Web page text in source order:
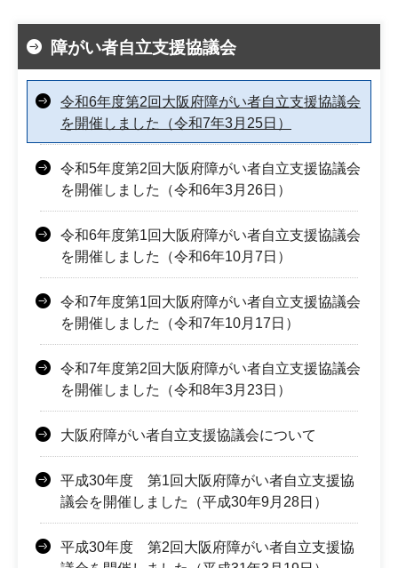
障がい者自立支援協議会
令和6年度第2回大阪府障がい者自立支援協議会
を開催しました（令和7年3月25日）
令和5年度第2回大阪府障がい者自立支援協議会
を開催しました（令和6年3月26日）
令和6年度第1回大阪府障がい者自立支援協議会
を開催しました（令和6年10月7日）
令和7年度第1回大阪府障がい者自立支援協議会
を開催しました（令和7年10月17日）
令和7年度第2回大阪府障がい者自立支援協議会
を開催しました（令和8年3月23日）
大阪府障がい者自立支援協議会について
平成30年度 第1回大阪府障がい者自立支援協
議会を開催しました（平成30年9月28日）
平成30年度 第2回大阪府障がい者自立支援協